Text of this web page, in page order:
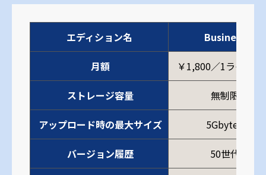
エディション名 Business
月額 ￥1,800／1ライセ
ストレージ容量 無制限
アップロード時の最大サイズ 5Gbytes
バージョン履歴 50世代